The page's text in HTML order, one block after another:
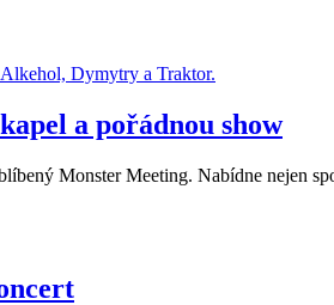
a pořádnou show
Monster Meeting. Nabídne nejen